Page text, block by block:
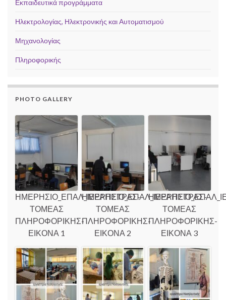
Εκπαιδευτικά προγράμματα
Ηλεκτρολογίας, Ηλεκτρονικής και Αυτοματισμού
Μηχανολογίας
Πληροφορικής
PHOTO GALLERY
ΗΜΕΡΗΣΙΟ_ΕΠΑΛ_ΙΕΡΑΠΕΤΡΑΣ-
ΤΟΜΕΑΣ
ΠΛΗΡΟΦΟΡΙΚΗΣ-
ΕΙΚΟΝΑ 1
ΗΜΕΡΗΣΙΟ_ΕΠΑΛ_ΙΕΡΑΠΕΤΡΑΣ-
ΤΟΜΕΑΣ
ΠΛΗΡΟΦΟΡΙΚΗΣ-
ΕΙΚΟΝΑ 2
ΤΟΜΕΑΣ
ΠΛΗΡΟΦΟΡΙΚΗΣ-
ΕΙΚΟΝΑ 3